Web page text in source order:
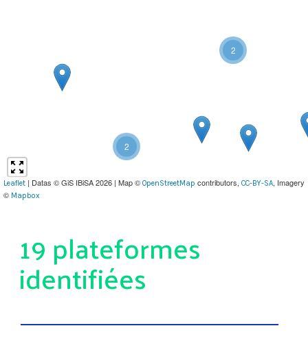
2
2
Leaflet | Datas © GiS IBiSA 2026 | Map © OpenStreetMap contributors, CC-BY-SA, Imagery
© Mapbox
19 plateformes
identifiées